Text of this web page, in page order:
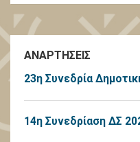
ΑΝΑΡΤΗΣΕΙΣ
23η Συνεδρία
14η Συνεδρίαση ΔΣ